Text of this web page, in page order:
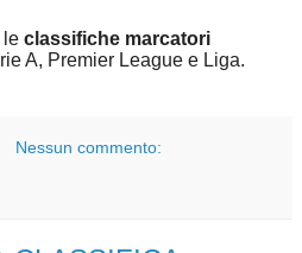
le classifiche marcatori
A, Premier League e Liga.
Nessun commento: